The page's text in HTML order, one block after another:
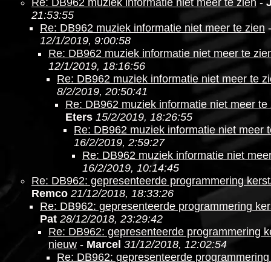
Re: DB962 muziek informatie niet meer te zien -
21:53:55
Re: DB962 muziek informatie niet meer te zien
12/1/2019, 9:00:58
Re: DB962 muziek informatie niet meer te
12/1/2019, 18:16:56
Re: DB962 muziek informatie niet meer te
8/2/2019, 20:50:41
Re: DB962 muziek informatie niet meer te
Eters 15/2/2019, 18:26:55
Re: DB962 muziek informatie niet meer
16/2/2019, 2:59:27
Re: DB962 muziek informatie niet
16/2/2019, 10:14:45
Re: DB962: gepresenteerde programmering
Remco 21/12/2018, 18:33:26
Re: DB962: gepresenteerde programmering
Pat 28/12/2018, 23:29:42
Re: DB962: gepresenteerde programmering
nieuw - Marcel 31/12/2018, 12:02:54
Re: DB962: gepresenteerde